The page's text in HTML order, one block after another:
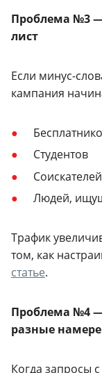
Проблема №3
лист
Если минус-
кампания
Студентов
Соискателей
Людей,
Трафик
том, как
статье.
Проблема №4
разные
Когда запросы